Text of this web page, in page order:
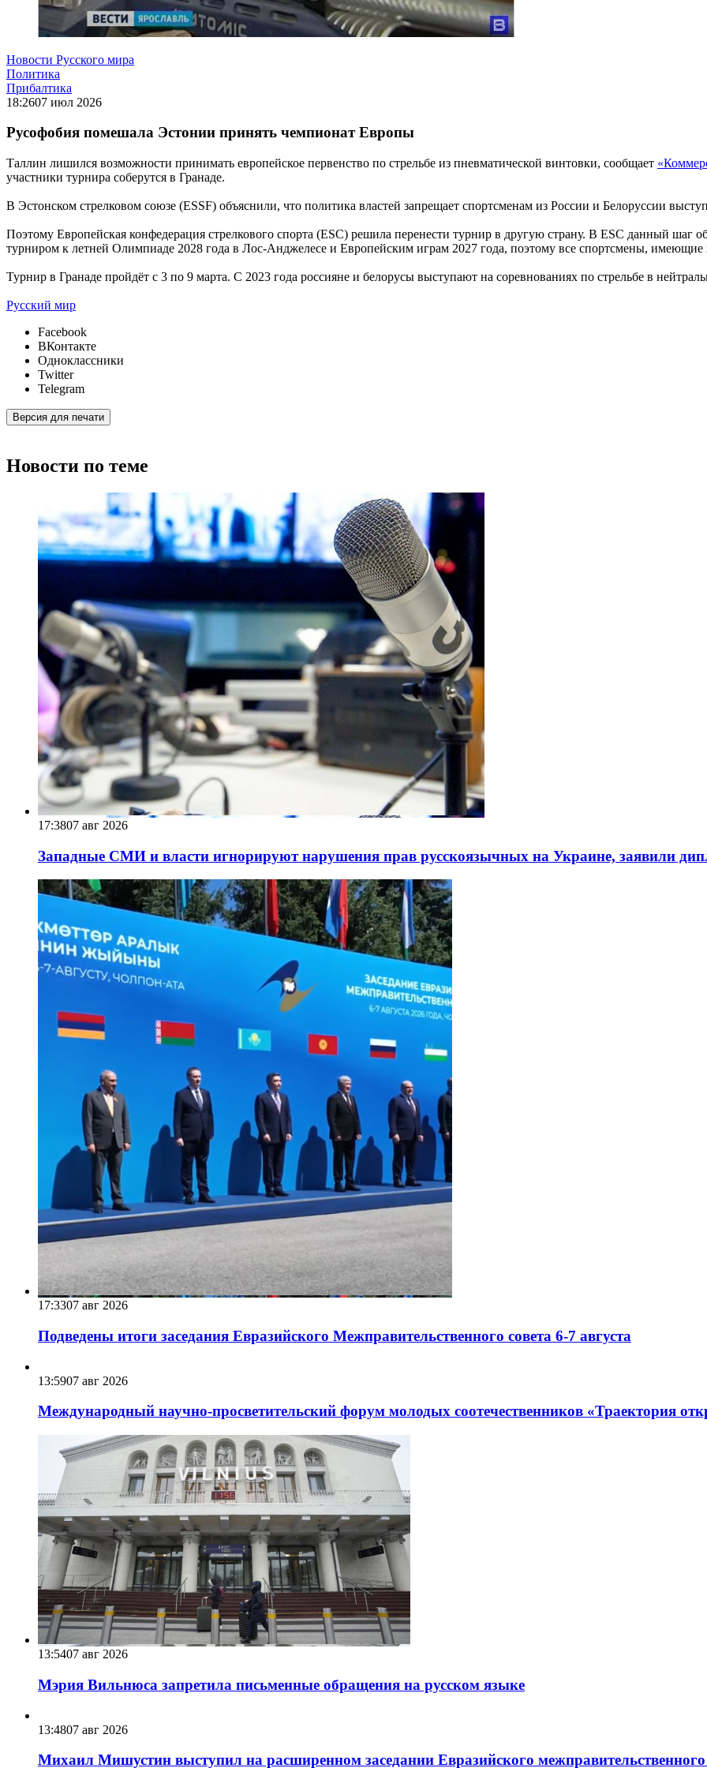
Новости Русского мира
Политика
Прибалтика
18:2607 июл 2026
Русофобия помешала Эстонии принять чемпионат Европы
Таллин лишился возможности принимать европейское первенство по стрельбе из пневматической винтовки, сообщает
участники турнира соберутся в Гранаде.
В Эстонском стрелковом союзе (ESSF) объяснили, что политика властей запрещает спортсменам из России и Белоруссии
Поэтому Европейская конфедерация стрелкового спорта (ESC) решила перенести турнир в другую страну. В ESC данный шаг
турниром к летней Олимпиаде 2028 года в Лос-Анджелесе и Европейским играм 2027 года, поэтому все спортсмены,
Турнир в Гранаде пройдёт с 3 по 9 марта. С 2023 года россияне и белорусы выступают на соревнованиях по стрельбе в
Русский мир
Facebook
ВКонтакте
Одноклассники
Twitter
Telegram
Версия для печати
Новости по теме
17:3807 авг 2026
Западные СМИ и власти игнорируют нарушения прав русскоязычных на Украине, заявили
17:3307 авг 2026
Подведены итоги заседания Евразийского Межправительственного совета 6-7 августа
13:5907 авг 2026
Международный научно-просветительский форум молодых соотечественников «Траектория
13:5407 авг 2026
Мэрия Вильнюса запретила письменные обращения на русском языке
13:4807 авг 2026
Михаил Мишустин выступил на расширенном заседании Евразийского